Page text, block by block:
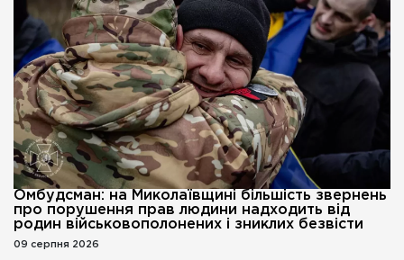
Омбудсман: на Миколаївщині більшість звернень
про порушення прав людини надходить від
родин військовополонених і зниклих безвісти
09 серпня 2026